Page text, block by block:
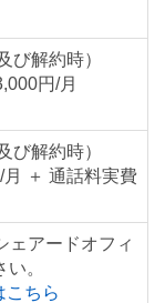
び解約時）
円/月
び解約時）
＋ 通話料実費
ェアードオフィ
。
こちら